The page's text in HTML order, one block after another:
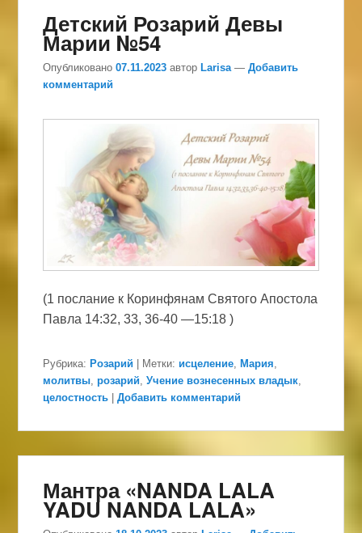
Детский Розарий Девы
Марии №54
Опубликовано07.11.2023 автор Larisa —Добавить
комментарий
(1 послание к Коринфянам Святого Апостола
Павла 14:32, 33, 36-40 —15:18 )
Рубрика: Розарий Метки: исцеление, Мария,
молитвы,розарий,Учение вознесенных владык,
целостность
|Добавить комментарий
Мантра «NANDA LALA
YADU NANDA LALA»